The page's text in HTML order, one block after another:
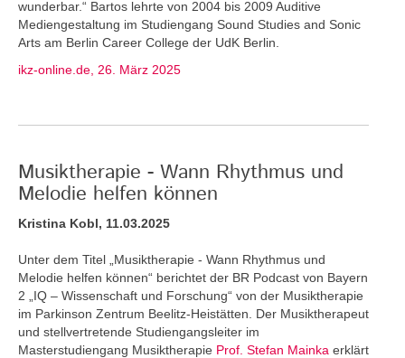
wunderbar.“ Bartos lehrte von 2004 bis 2009 Auditive
Mediengestaltung im Studiengang Sound Studies and Sonic
Arts am Berlin Career College der UdK Berlin.
ikz-online.de, 26. März 2025
Musiktherapie - Wann Rhythmus und
Melodie helfen können
Kristina Kobl, 11.03.2025
Unter dem Titel „Musiktherapie - Wann Rhythmus und
Melodie helfen können“ berichtet der BR Podcast von Bayern
2 „IQ – Wissenschaft und Forschung“ von der Musiktherapie
im Parkinson Zentrum Beelitz-Heistätten. Der Musiktherapeut
und stellvertretende Studiengangsleiter im
Masterstudiengang Musiktherapie Prof. Stefan Mainka erklärt